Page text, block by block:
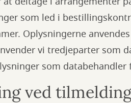
som led i
Oplysningerne
vi tredjeparter som
som databehandler
ved